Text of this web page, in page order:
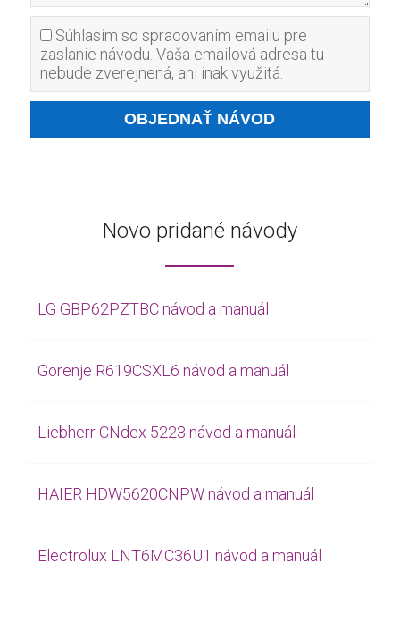
Súhlasím so spracovaním emailu pre
zaslanie návodu. Vaša emailová adresa tu
nebude zverejnená, ani inak využitá.
Novo pridané návody
LG GBP62PZTBC návod a manuál
Gorenje R619CSXL6 návod a manuál
Liebherr CNdex 5223 návod a manuál
HAIER HDW5620CNPW návod a manuál
Electrolux LNT6MC36U1 návod a manuál